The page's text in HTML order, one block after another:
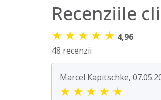
Recenziile
★ ★ ★ ★ ★ 4,96
48 recenzii
Marcel Kapitschke,
★ ★ ★ ★ ★